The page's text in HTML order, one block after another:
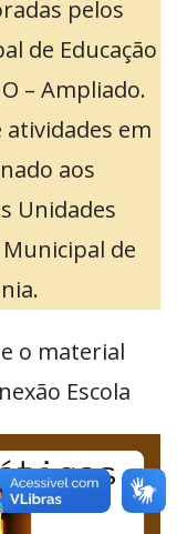
pelos
de Educação
– Ampliado.
em
aos
Unidades
de
o material
Escola